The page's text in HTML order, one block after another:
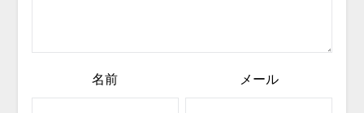
名前 メール